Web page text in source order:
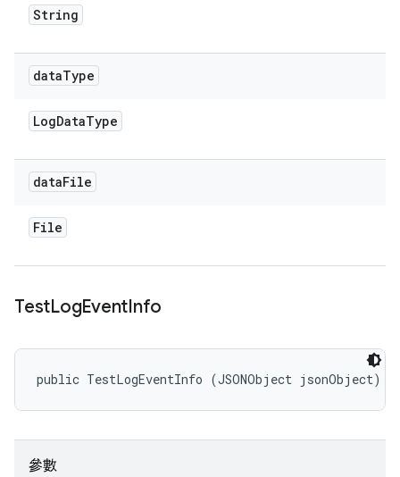
String
dataType
LogDataType
dataFile
File
TestLogEventInfo
public TestLogEventInfo (JSONObject jsonObject)
參數